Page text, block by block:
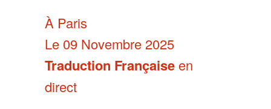
À Paris
Le 09 Novembre 2025
Traduction Française en
direct